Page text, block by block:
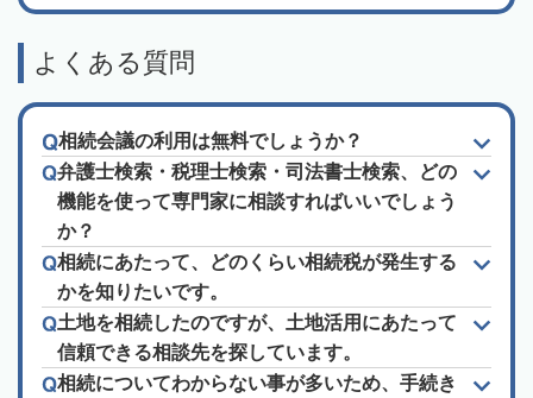
よくある質問
相続会議の利用は無料でしょうか？
弁護士検索・税理士検索・司法書士検索、どの
機能を使って専門家に相談すればいいでしょう
か？
相続にあたって、どのくらい相続税が発生する
かを知りたいです。
土地を相続したのですが、土地活用にあたって
信頼できる相談先を探しています。
相続についてわからない事が多いため、手続き